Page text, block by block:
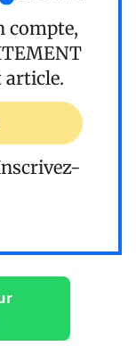
compte,
article.